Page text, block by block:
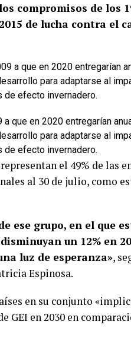
compromisos de los
de lucha contra el
que en 2020 entregarían
para adaptarse al
efecto invernadero.
el 49% de las
al 30 de julio, como
ese grupo, en el que
un 12% en
luz de esperanza»,
Espinosa.
en su conjunto
en 2030 en